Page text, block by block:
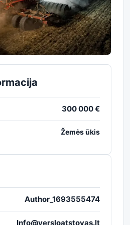
300 000 €
Žemės ūkis
Author_1693555474
Info@versloatstovas.lt